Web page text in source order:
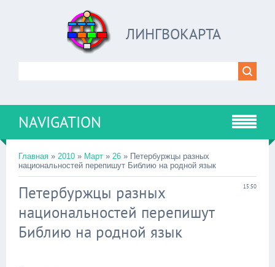
ЛИНГВОКАРТА
NAVIGATION
Главная » 2010 » Март » 26 » Петербуржцы разных
национальностей перепишут Библию на родной язык
15:50
Петербуржцы разных
национальностей перепишут
Библию на родной язык